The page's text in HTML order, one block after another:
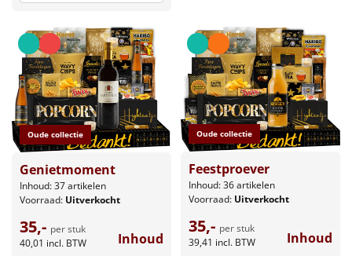
Oude collectie
Genietmoment
Inhoud: 37 artikelen
Voorraad: Uitverkocht
35,- per stuk
40,01 incl. BTW Inhoud
Oude collectie
Feestproever
Inhoud: 36 artikelen
Voorraad: Uitverkocht
35,- per stuk
39,41 incl. BTW Inhoud